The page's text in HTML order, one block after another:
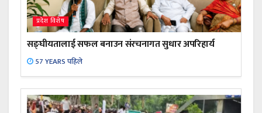
प्रदेश विशेष
सङ्घीयतालाई सफल बनाउन संरचनागत सुधार अपरिहार्य
57 YEARS पहिले